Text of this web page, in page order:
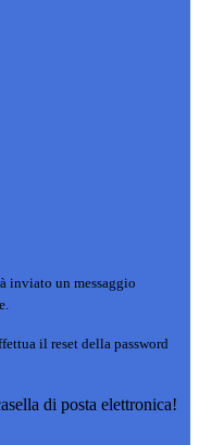
inviato un messaggio
il reset della password
di posta elettronica!